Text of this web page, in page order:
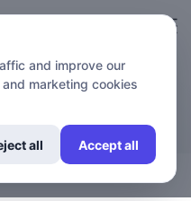
and improve our
marketing cookies
all Accept all